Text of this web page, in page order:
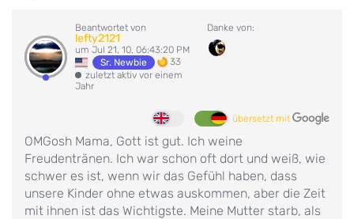
Beantwortet von
lefty2121
um Jul 21, 10, 06:43:20 PM
Sr. Newbie
33
zuletzt aktiv vor einem
Jahr
Danke von:
übersetzt mit
OMGosh Mama, Gott ist gut. Ich weine
Freudentränen. Ich war schon oft dort und weiß, wie
schwer es ist, wenn wir das Gefühl haben, dass
unsere Kinder ohne etwas auskommen, aber die Zeit
mit ihnen ist das Wichtigste. Meine Mutter starb, als